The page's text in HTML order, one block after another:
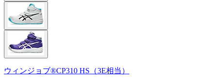
ウィンジョブ®CP310 HS（3E相当）